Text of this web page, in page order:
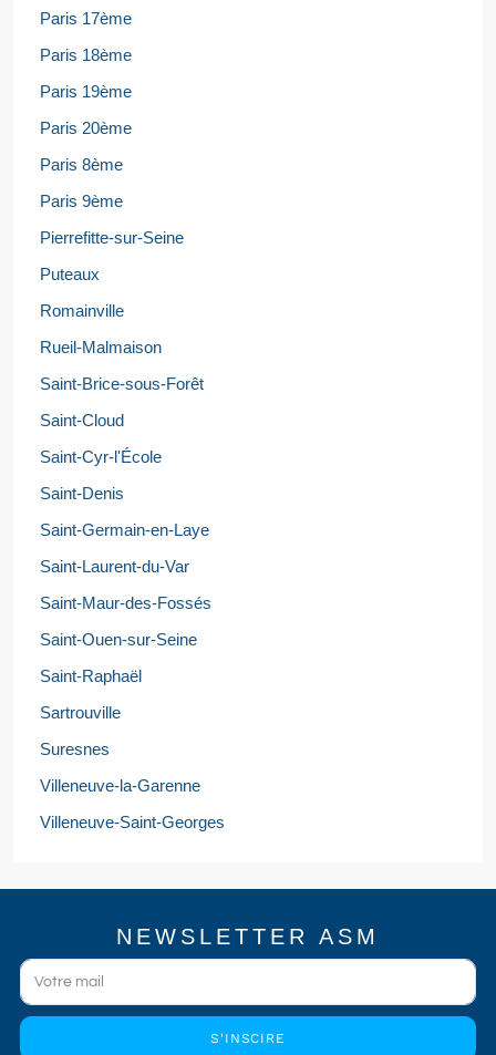
Paris 17ème
Paris 18ème
Paris 19ème
Paris 20ème
Paris 8ème
Paris 9ème
Pierrefitte-sur-Seine
Puteaux
Romainville
Rueil-Malmaison
Saint-Brice-sous-Forêt
Saint-Cloud
Saint-Cyr-l'École
Saint-Denis
Saint-Germain-en-Laye
Saint-Laurent-du-Var
Saint-Maur-des-Fossés
Saint-Ouen-sur-Seine
Saint-Raphaël
Sartrouville
Suresnes
Villeneuve-la-Garenne
Villeneuve-Saint-Georges
NEWSLETTER ASM
S'INSCIRE